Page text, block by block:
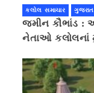
કલોલ સમાચાર
જમીન કૌભાંડ :
નેતાઓ કલોલનાં